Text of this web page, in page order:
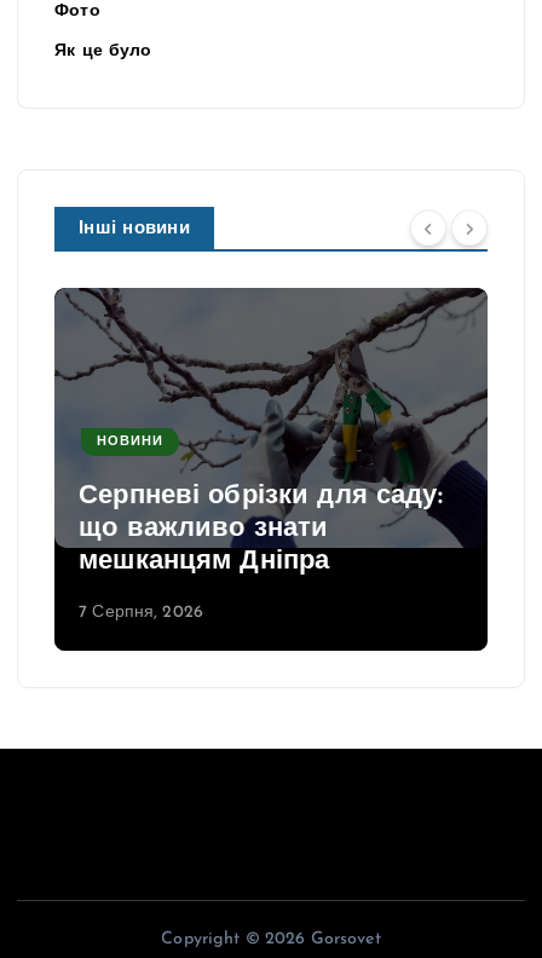
Фото
Як це було
Інші новини
НОВИНИ
Серпневі обрізки для саду:
що важливо знати
мешканцям Дніпра
7 Серпня, 2026
Copyright © 2026 Gorsovet